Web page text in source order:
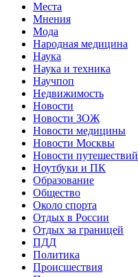
Места
Мнения
Мода
Народная медицина
Наука
Наука и техника
Научпоп
Недвижимость
Новости
Новости ЗОЖ
Новости медицины
Новости Москвы
Новости путешествий
Ноутбуки и ПК
Образование
Общество
Около спорта
Отдых в России
Отдых за границей
ПДД
Политика
Происшествия